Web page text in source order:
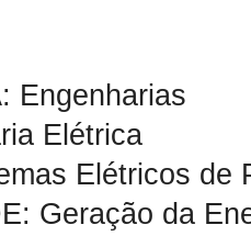
Engenharias
Elétrica
Elétricos de
Geração da